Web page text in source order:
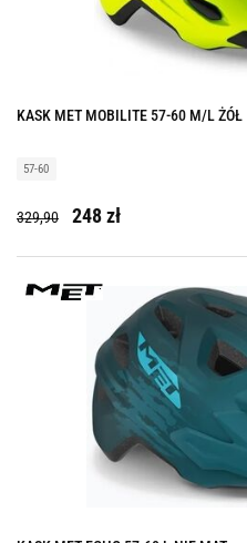
KASK MET MOBILITE 57-60 M/L ŻÓŁ
57-60
329,90 248 zł